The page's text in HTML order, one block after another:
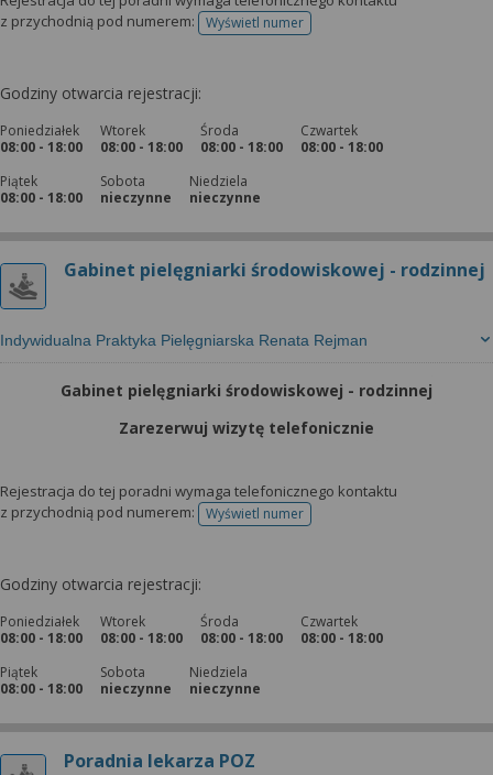
z przychodnią pod numerem:
Wyświetl numertelefonu do rejestracji
Godziny otwarcia rejestracji:
Poniedziałek
08:00 - 18:00
Wtorek
08:00 - 18:00
Środa
08:00 - 18:00
Czwartek
08:00 - 18:00
Piątek
08:00 - 18:00
Sobota
nieczynne
Niedziela
nieczynne
Gabinet pielęgniarki środowiskowej - rodzinnej
Indywidualna Praktyka Pielęgniarska Renata Rejman
Gabinet pielęgniarki środowiskowej - rodzinnej
Zarezerwuj wizytę telefonicznie
Rejestracja do tej poradni wymaga telefonicznego kontaktu
z przychodnią pod numerem:
Wyświetl numertelefonu do rejestracji
Godziny otwarcia rejestracji:
Poniedziałek
08:00 - 18:00
Wtorek
08:00 - 18:00
Środa
08:00 - 18:00
Czwartek
08:00 - 18:00
Piątek
08:00 - 18:00
Sobota
nieczynne
Niedziela
nieczynne
Poradnia lekarza POZ